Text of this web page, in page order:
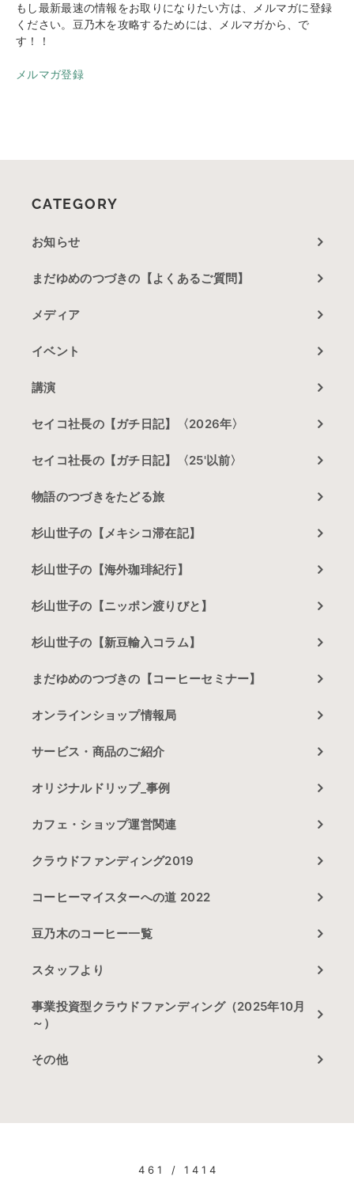
もし最新最速の情報をお取りになりたい方は、メルマガに登録
ください。豆乃木を攻略するためには、メルマガから、で
す！！
メルマガ登録
CATEGORY
お知らせ
まだゆめのつづきの【よくあるご質問】
メディア
イベント
講演
セイコ社長の【ガチ日記】〈2026年〉
セイコ社長の【ガチ日記】〈25'以前〉
物語のつづきをたどる旅
杉山世子の【メキシコ滞在記】
杉山世子の【海外珈琲紀行】
杉山世子の【ニッポン渡りびと】
杉山世子の【新豆輸入コラム】
まだゆめのつづきの【コーヒーセミナー】
オンラインショップ情報局
サービス・商品のご紹介
オリジナルドリップ_事例
カフェ・ショップ運営関連
クラウドファンディング2019
コーヒーマイスターへの道 2022
豆乃木のコーヒー一覧
スタッフより
事業投資型クラウドファンディング（2025年10月
～）
その他
461 / 1414